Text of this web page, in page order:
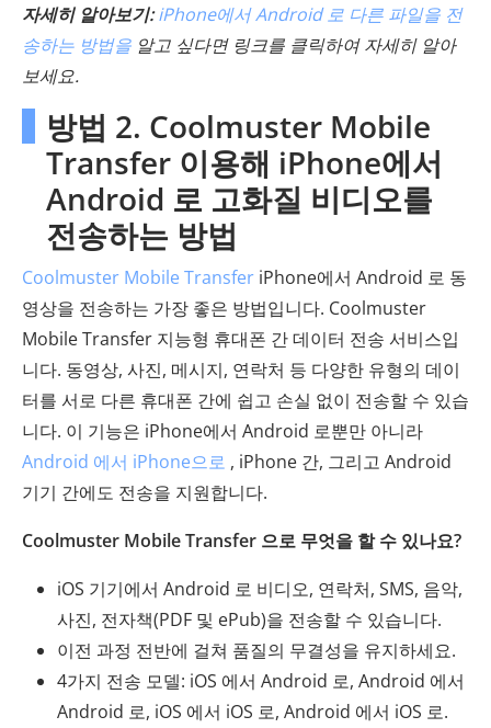
자세히 알아보기: iPhone에서 Android 로 다른 파일을 전
송하는 방법을 알고 싶다면 링크를 클릭하여 자세히 알아
보세요.
방법 2. Coolmuster Mobile
Transfer 이용해 iPhone에서
Android 로 고화질 비디오를
전송하는 방법
Coolmuster Mobile Transfer iPhone에서 Android 로 동
영상을 전송하는 가장 좋은 방법입니다. Coolmuster
Mobile Transfer 지능형 휴대폰 간 데이터 전송 서비스입
니다. 동영상, 사진, 메시지, 연락처 등 다양한 유형의 데이
터를 서로 다른 휴대폰 간에 쉽고 손실 없이 전송할 수 있습
니다. 이 기능은 iPhone에서 Android 로뿐만 아니라
Android 에서 iPhone으로 , iPhone 간, 그리고 Android
기기 간에도 전송을 지원합니다.
Coolmuster Mobile Transfer 으로 무엇을 할 수 있나요?
iOS 기기에서 Android 로 비디오, 연락처, SMS, 음악,
사진, 전자책(PDF 및 ePub)을 전송할 수 있습니다.
이전 과정 전반에 걸쳐 품질의 무결성을 유지하세요.
4가지 전송 모델: iOS 에서 Android 로, Android 에서
Android 로, iOS 에서 iOS 로, Android 에서 iOS 로.